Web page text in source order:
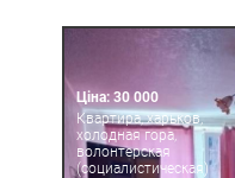
Ціна: 30 000
Квартира, харьков,
холодная гора,
волонтерская
(социалистическая)